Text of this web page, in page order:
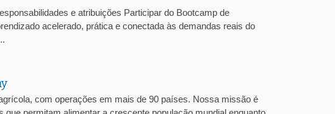
e atribuições Participar do Bootcamp de
acelerado, prática e conectada às demandas reais do
com operações em mais de 90 países. Nossa missão é